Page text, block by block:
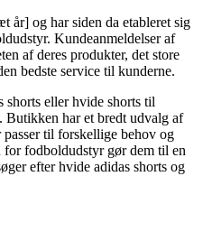
år] og har siden da etableret sig
Kundeanmeldelser af
af deres produkter, det store
bedste service til kunderne.
shorts eller hvide shorts til
har et bredt udvalg af
til forskellige behov og
for fodboldudstyr gør dem til en
efter hvide adidas shorts og